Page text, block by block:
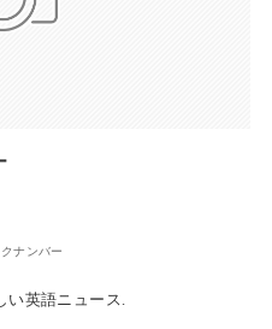
ナンバー
い英語ニュース.